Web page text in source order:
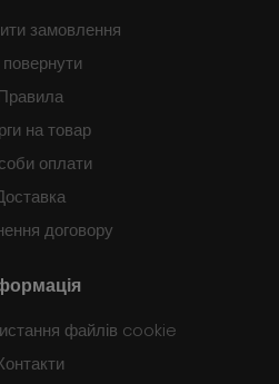
замовлення
на товар
оплати
договору
файлів cookie